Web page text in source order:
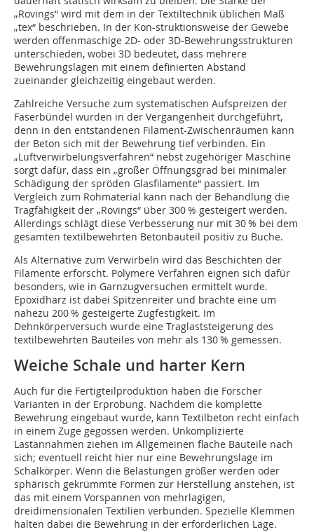
„Rovings“ wird mit dem in der Textiltechnik üblichen Maß
„tex“ beschrieben. In der Kon-struktionsweise der Gewebe
werden offenmaschige 2D- oder 3D-Bewehrungsstrukturen
unterschieden, wobei 3D bedeutet, dass mehrere
Bewehrungslagen mit einem definierten Abstand
zueinander gleichzeitig eingebaut werden.
Zahlreiche Versuche zum systematischen Aufspreizen der
Faserbündel wurden in der Vergangenheit durchgeführt,
denn in den ent­standenen Filament-Zwischenräumen kann
der Beton sich mit der Bewehrung tief verbinden. Ein
„Luftverwirbelungsverfahren“ nebst zugehöriger Maschine
sorgt dafür, dass ein „großer Öffnungsgrad bei minimaler
Schädigung der spröden Glasfilamente“ passiert. Im
Vergleich zum Rohmaterial kann nach der Behandlung die
Tragfähigkeit der „Rovings“ über 300 % gesteigert werden.
Allerdings schlägt diese Verbesserung nur mit 30 % bei dem
gesamten textilbewehrten Betonbauteil positiv zu Buche.
Als Alternative zum Verwirbeln wird das Beschichten der
Filamente erforscht. Polymere Verfahren eignen sich dafür
besonders, wie in Garnzugversuchen ermittelt wurde.
Epoxidharz ist dabei Spitzenreiter und brachte eine um
nahezu 200 % gesteigerte Zugfestigkeit. Im
Dehnkörperversuch wurde eine Traglaststeigerung des
textilbewehrten Bauteiles von mehr als 130 % gemessen.
Weiche Schale und harter Kern
Auch für die Fertigteilproduktion haben die Forscher
Varianten in der Erprobung. Nachdem die komplette
Bewehrung eingebaut wurde, kann Textilbeton recht einfach
in einem Zuge gegossen werden. Unkomplizierte
Lastannahmen ziehen im Allgemeinen flache Bauteile nach
sich; eventuell reicht hier nur eine Bewehrungslage im
Schalkörper. Wenn die Belastungen größer werden oder
sphärisch gekrümmte Formen zur Herstellung anstehen, ist
das mit einem Vorspannen von mehrlagigen,
dreidimensionalen Textilien ver­bunden. Spezielle Klemmen
halten dabei die Bewehrung in der erforderlichen Lage.